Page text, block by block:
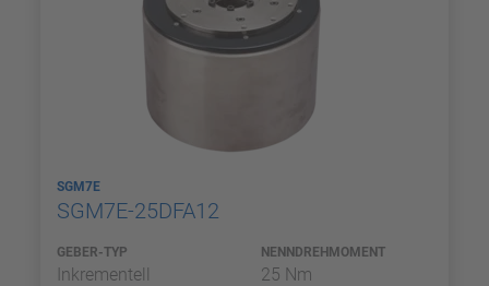
SGM7E
SGM7E-25DFA12
GEBER-TYP
Inkrementell
NENNDREHMOMENT
25 Nm